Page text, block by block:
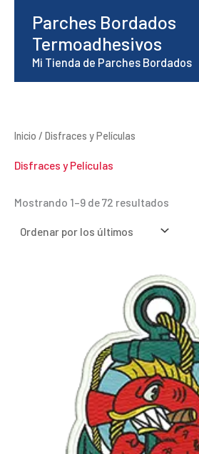
contenido
Parches Bordados
Termoadhesivos
Mi Tienda de Parches Bordados
Inicio / Disfraces y Películas
Disfraces y Películas
Mostrando 1–9 de 72 resultados
últimos